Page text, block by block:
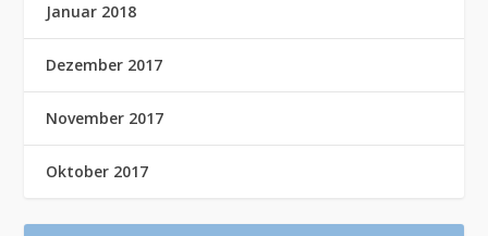
Januar 2018
Dezember 2017
November 2017
Oktober 2017